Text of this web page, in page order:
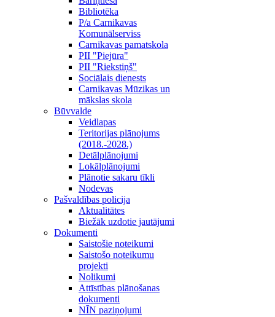
Bibliotēka
P/a Carnikavas
Komunālserviss
Carnikavas pamatskola
PII "Piejūra"
PII "Riekstiņš"
Sociālais dienests
Carnikavas Mūzikas un
mākslas skola
Būvvalde
Veidlapas
Teritorijas plānojums
(2018.-2028.)
Detālplānojumi
Lokālplānojumi
Plānotie sakaru tīkli
Nodevas
Pašvaldības policija
Aktualitātes
Biežāk uzdotie jautājumi
Dokumenti
Saistošie noteikumi
Saistošo noteikumu
projekti
Nolikumi
Attīstības plānošanas
dokumenti
NĪN paziņojumi